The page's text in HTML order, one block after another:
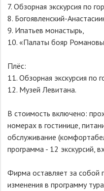
7. Обзорная экскурсия по
8. Богоявленский-
9. Ипатьев монастырь,
10. «Палаты бояр
Плёс:
11. Обзорная экскурсия по
12. Музей Левитана.
В стоимость включено:
номерах в гостинице,
обслуживание
программа - 12 экскурсий,
Фирма оставляет за собой
изменения в программу